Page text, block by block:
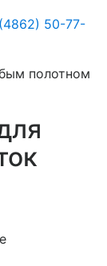
50-77-
полотном